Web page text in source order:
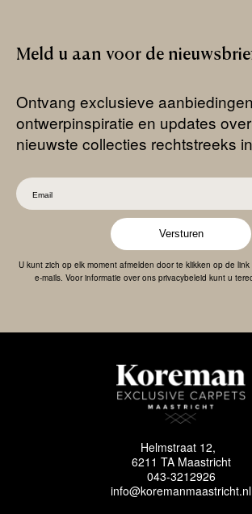
Meld u aan voor de
Ontvang exclusieve
ontwerpinspiratie en updates
nieuwste collecties rechtstreeks
Versturen
U kunt zich op elk moment afmelden door te klikken op de
e-mails. Voor informatie over ons privacybeleid kunt u
Helmstraat 12,
6211 TA Maastricht
043-3212926
info@koremanmaastricht.nl